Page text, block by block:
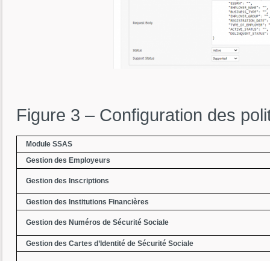
Figure 3 – Configuration des
Module SSAS
Gestion des Employeurs
Gestion des Inscriptions
Gestion des Institutions Financières
Gestion des Numéros de Sécurité Sociale
Gestion des Cartes d’Identité de Sécurité Sociale